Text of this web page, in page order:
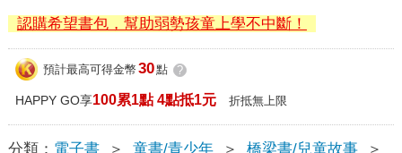
認購希望書包，幫助弱勢孩童上學不中斷！
預計最高可得金幣 30點 ?
HAPPY GO享100累1點 4點抵1元 折抵無上限
分類： 電子書 ＞ 童書/青少年 ＞ 橋梁書/兒童故事
＞